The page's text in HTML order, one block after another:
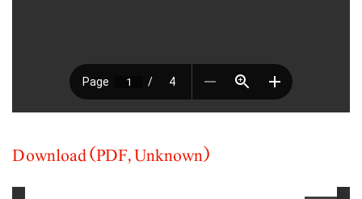
Download (PDF, Unknown)